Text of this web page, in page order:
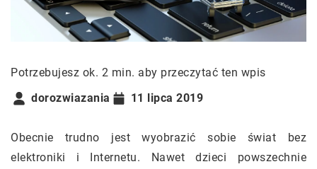
Potrzebujesz ok. 2 min. aby przeczytać ten wpis
dorozwiazania
11 lipca 2019
Obecnie trudno jest wyobrazić sobie świat bez
elektroniki i Internetu. Nawet dzieci powszechnie